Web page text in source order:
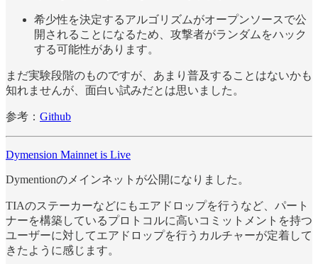
希少性を決定するアルゴリズムがオープンソースで公
開されることになるため、攻撃者がランダムをハック
する可能性があります。
まだ実験段階のものですが、あまり普及することはないかも
知れませんが、面白い試みだとは思いました。
参考： Github
Dymension Mainnet is Live
Dymentionのメインネットが公開になりました。
TIAのステーカーなどにもエアドロップを行うなど、パート
ナーを構築しているプロトコルに高いコミットメントを持つ
ユーザーに対してエアドロップを行うカルチャーが定着して
きたように感じます。